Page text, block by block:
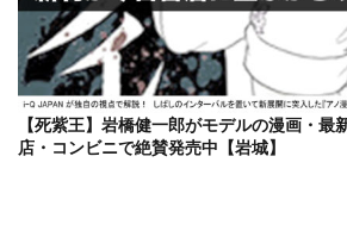
【死紫王】岩橋健一郎がモデルの漫画・
店・コンビニで絶賛発売中【岩城】